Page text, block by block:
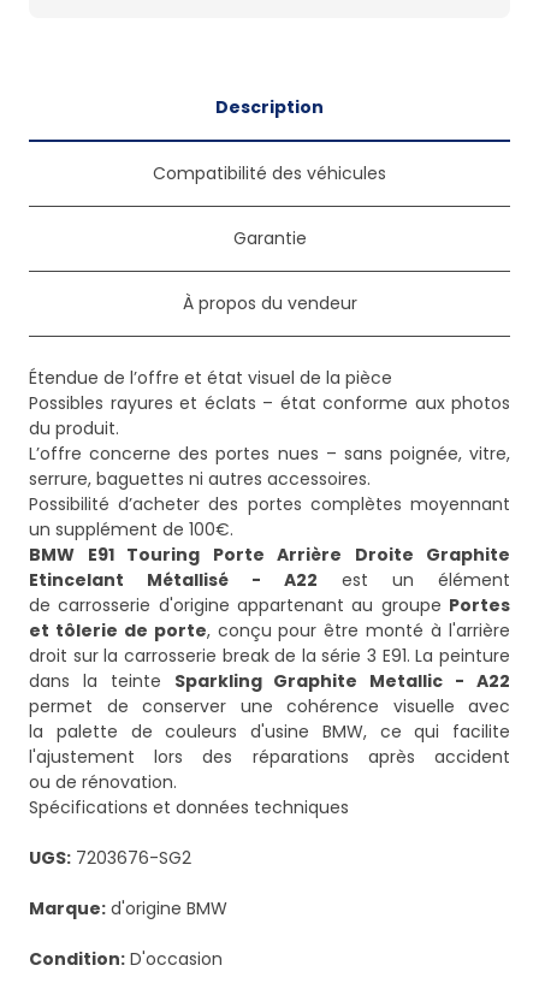
Description
Compatibilité des véhicules
Garantie
À propos du vendeur
Étendue de l’offre et état visuel de la pièce
Possibles rayures et éclats – état conforme aux photos
du produit.
L’offre concerne des portes nues – sans poignée, vitre,
serrure, baguettes ni autres accessoires.
Possibilité d’acheter des portes complètes moyennant
BMW E91 Touring Porte Arrière Droite Graphite
Etincelant Métallisé - A22 est un élément
de carrosserie d'origine appartenant au groupe Portes
et tôlerie de porte, conçu pour être monté à l'arrière
droit sur la carrosserie break de la série 3 E91. La peinture
dans la teinte Sparkling Graphite Metallic - A22
permet de conserver une cohérence visuelle avec
la palette de couleurs d'usine BMW, ce qui facilite
l'ajustement lors des réparations après accident
ou de rénovation.
Spécifications et données techniques
UGS: 7203676-SG2
Marque: d'origine BMW
Condition: D'occasion